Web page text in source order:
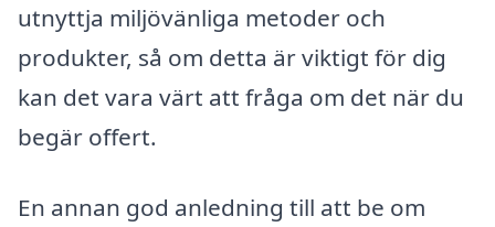
utnyttja miljövänliga metoder och
produkter, så om detta är viktigt för dig
kan det vara värt att fråga om det när du
begär offert.
En annan god anledning till att be om